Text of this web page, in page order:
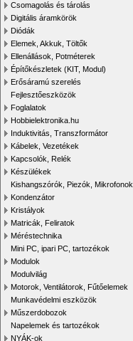
Csomagolás és tárolás
Digitális áramkörök
Diódák
Elemek, Akkuk, Töltők
Ellenállások, Potméterek
Építőkészletek (KIT, Modul)
Erősáramú szerelés
Fejlesztőeszközök
Foglalatok
Hobbielektronika.hu
Induktivitás, Transzformátor
Kábelek, Vezetékek
Kapcsolók, Relék
Készülékek
Kishangszórók, Piezók, Mikrofonok
Kondenzátor
Kristályok
Matricák, Feliratok
Méréstechnika
Mini PC, ipari PC, tartozékok
Modulok
Modulvilág
Motorok, Ventilátorok, Fűtőelemek
Munkavédelmi eszközök
Műszerdobozok
Napelemek és tartozékok
NYÁK-ok